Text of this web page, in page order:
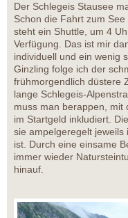
Der Schlegeis Stausee
Schon die Fahrt zum
steht ein Shuttle, um 4
Verfügung. Das ist mir
individuell und ein wenig
Ginzling folge ich der
frühmorgendlich düstere
lange Schlegeis-
muss man berappen, mit
im Startgeld inkludiert.
sie ampelgeregelt
ist. Durch eine einsame
immer wieder
hinauf.